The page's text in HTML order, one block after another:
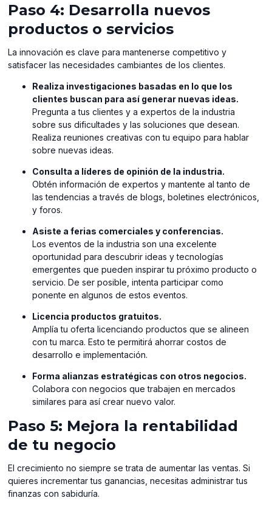
Paso 4: Desarrolla nuevos
productos o servicios
La innovación es clave para mantenerse competitivo y
satisfacer las necesidades cambiantes de los clientes.
Realiza investigaciones basadas en lo que los
clientes buscan para así generar nuevas ideas.
Pregunta a tus clientes y a expertos de la industria
sobre sus dificultades y las soluciones que desean.
Realiza reuniones creativas con tu equipo para hablar
sobre nuevas ideas.
Consulta a líderes de opinión de la industria.
Obtén información de expertos y mantente al tanto de
las tendencias a través de blogs, boletines electrónicos,
y foros.
Asiste a ferias comerciales y conferencias.
Los eventos de la industria son una excelente
oportunidad para descubrir ideas y tecnologías
emergentes que pueden inspirar tu próximo producto o
servicio. De ser posible, intenta participar como
ponente en algunos de estos eventos.
Licencia productos gratuitos.
Amplía tu oferta licenciando productos que se alineen
con tu marca. Esto te permitirá ahorrar costos de
desarrollo e implementación.
Forma alianzas estratégicas con otros negocios.
Colabora con negocios que trabajen en mercados
similares para así crear nuevo valor.
Paso 5: Mejora la rentabilidad
de tu negocio
El crecimiento no siempre se trata de aumentar las ventas. Si
quieres incrementar tus ganancias, necesitas administrar tus
finanzas con sabiduría.